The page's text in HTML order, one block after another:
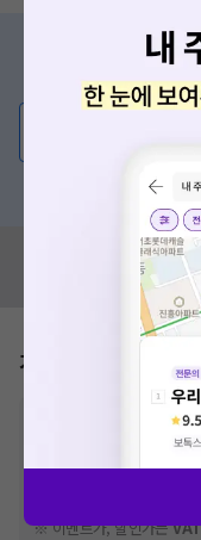
증상/
의
혹은, 의료상
혹시 잘못된 병원
모두닥 팀에 알려주세
가격표
비급여 항목의 경우,추
한 가격은 해당 의료기관
※급여 항목의 경우,건강
격입니다. (진료와 연관된
산정될 수 있는 점 참고 바
※ 이벤트가, 할인가는